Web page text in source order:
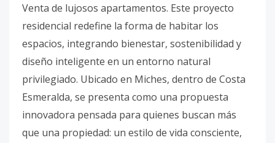
Venta de lujosos apartamentos. Este proyecto
residencial redefine la forma de habitar los
espacios, integrando bienestar, sostenibilidad y
diseño inteligente en un entorno natural
privilegiado. Ubicado en Miches, dentro de Costa
Esmeralda, se presenta como una propuesta
innovadora pensada para quienes buscan más
que una propiedad: un estilo de vida consciente,